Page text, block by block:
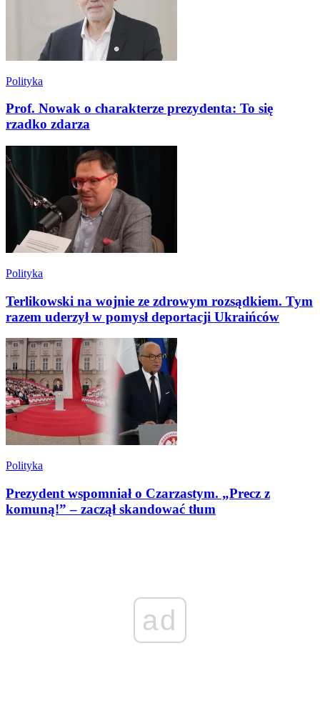
Polityka
Prof. Nowak o charakterze prezydenta: To się
rzadko zdarza
Polityka
Terlikowski na wojnie ze zdrowym rozsądkiem. Tym
razem uderzył w pomysł deportacji Ukraińców
Polityka
Prezydent wspomniał o Czarzastym. „Precz z
komuną!” – zaczął skandować tłum
ad